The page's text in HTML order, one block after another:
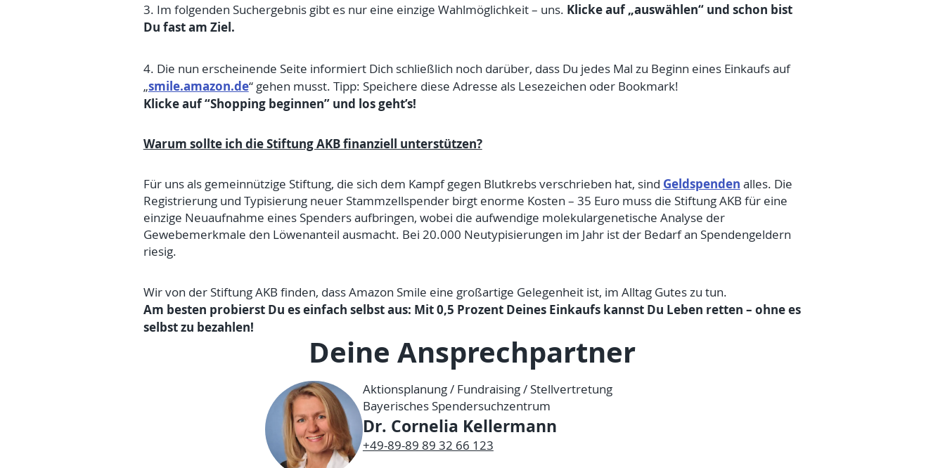
3. Im folgenden Suchergebnis gibt es nur eine einzige Wahlmöglichkeit – uns. Klicke auf „auswählen“ und schon bist
Du fast am Ziel.
4. Die nun erscheinende Seite informiert Dich schließlich noch darüber, dass Du jedes Mal zu Beginn eines Einkaufs auf
„smile.amazon.de“ gehen musst. Tipp: Speichere diese Adresse als Lesezeichen oder Bookmark!
Klicke auf “Shopping beginnen” und los geht’s!
Warum sollte ich die Stiftung AKB finanziell unterstützen?
Für uns als gemeinnützige Stiftung, die sich dem Kampf gegen Blutkrebs verschrieben hat, sind Geldspenden alles. Die
Registrierung und Typisierung neuer Stammzellspender birgt enorme Kosten – 35 Euro muss die Stiftung AKB für eine
einzige Neuaufnahme eines Spenders aufbringen, wobei die aufwendige molekulargenetische Analyse der
Gewebemerkmale den Löwenanteil ausmacht. Bei 20.000 Neutypisierungen im Jahr ist der Bedarf an Spendengeldern
riesig.
Wir von der Stiftung AKB finden, dass Amazon Smile eine großartige Gelegenheit ist, im Alltag Gutes zu tun.
Am besten probierst Du es einfach selbst aus: Mit0,5 Prozent Deines Einkaufs kannst Du Leben retten – ohne es
selbst zu bezahlen!
Deine Ansprechpartner
Aktionsplanung / Fundraising / Stellvertretung
Bayerisches Spendersuchzentrum
Dr. Cornelia Kellermann
+49-89-89 89 32 66 123